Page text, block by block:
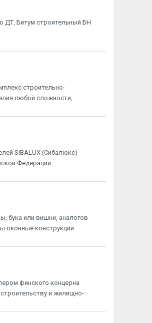
ДТ, Битум строительный БН
строительно-
любой сложности,
SIBALUX (Сибалюкс) -
Федерации.
бука или вишни, аналогов
оконные конструкции
финского концерна
и жилищно-